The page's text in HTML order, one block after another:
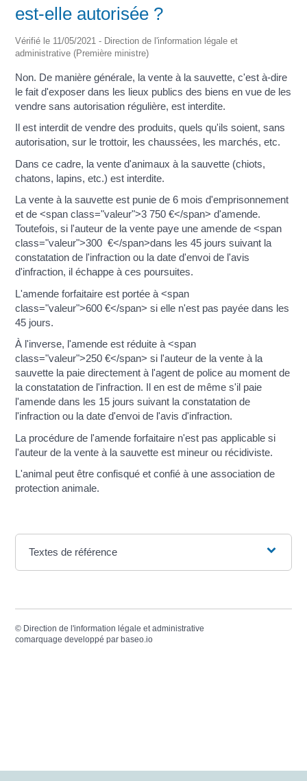
est-elle autorisée ?
Vérifié le 11/05/2021 - Direction de l'information légale et
administrative (Première ministre)
Non. De manière générale, la vente à la sauvette, c'est à-dire
le fait d'exposer dans les lieux publics des biens en vue de les
vendre sans autorisation régulière, est interdite.
Il est interdit de vendre des produits, quels qu'ils soient, sans
autorisation, sur le trottoir, les chaussées, les marchés, etc.
Dans ce cadre, la vente d'animaux à la sauvette (chiots,
chatons, lapins, etc.) est interdite.
La vente à la sauvette est punie de 6 mois d'emprisonnement
et de <span class="valeur">3 750 €</span> d'amende.
Toutefois, si l'auteur de la vente paye une amende de <span
class="valeur">300 €</span>dans les 45 jours suivant la
constatation de l'infraction ou la date d'envoi de l'avis
d'infraction, il échappe à ces poursuites.
L'amende forfaitaire est portée à <span
class="valeur">600 €</span> si elle n'est pas payée dans les
45 jours.
À l'inverse, l'amende est réduite à <span
class="valeur">250 €</span> si l'auteur de la vente à la
sauvette la paie directement à l'agent de police au moment de
la constatation de l'infraction. Il en est de même s'il paie
l'amende dans les 15 jours suivant la constatation de
l'infraction ou la date d'envoi de l'avis d'infraction.
La procédure de l'amende forfaitaire n'est pas applicable si
l'auteur de la vente à la sauvette est mineur ou récidiviste.
L'animal peut être confisqué et confié à une association de
protection animale.
Textes de référence
© Direction de l'information légale et administrative
comarquage developpé par baseo.io